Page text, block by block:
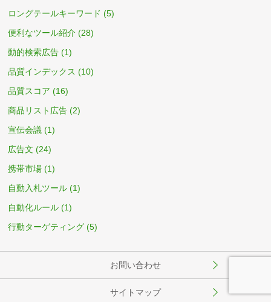
ロングテールキーワード (5)
便利なツール紹介 (28)
動的検索広告 (1)
品質インデックス (10)
品質スコア (16)
商品リスト広告 (2)
宣伝会議 (1)
広告文 (24)
携帯市場 (1)
自動入札ツール (1)
自動化ルール (1)
行動ターゲティング (5)
お問い合わせ
サイトマップ